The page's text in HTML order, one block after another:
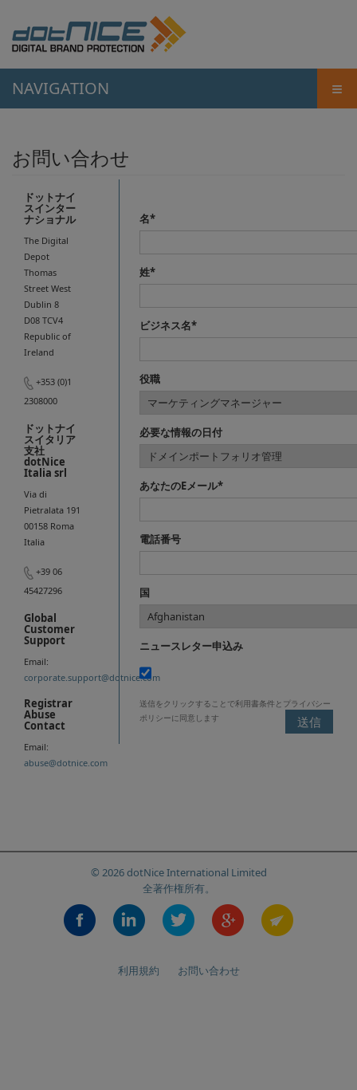
NAVIGATION ≡
お問い合わせ
ドットナイ
スインター
ナショナル
The Digital
Depot
Thomas
Street West
Dublin 8
D08 TCV4
Republic of
Ireland
+353 (0)1
2308000
ドットナイ
スイタリア
支社
dotNice
Italia srl
Via di
Pietralata 191
00158 Roma
Italia
+39 06
45427296
Global
Customer
Support
Email:
corporate.support@dotnice.com
Registrar
Abuse
Contact
Email:
abuse@dotnice.com
名*
姓*
ビジネス名*
役職
必要な情報の日付
あなたのEメール*
電話番号
国
ニュースレター申込み
送信をクリックすることで利用書条件とプライバシー
ポリシーに同意します
© 2026 dotNice International Limited
全著作権所有。
利用規約 お問い合わせ